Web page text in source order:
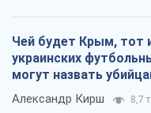
Чей будет Крым, тот
украинских
могут назвать
Александр Кирш 8,7 т.